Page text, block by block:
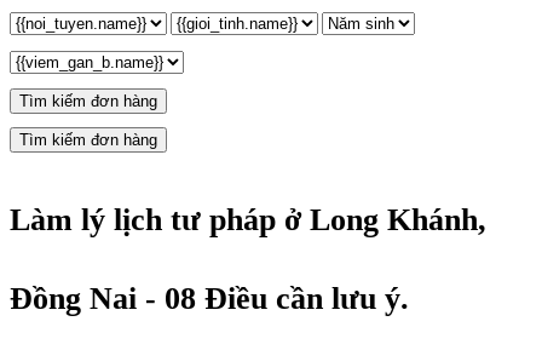
Tìm kiếm đơn hàng
Tìm kiếm đơn hàng
Làm lý lịch tư pháp ở Long Khánh,
Đồng Nai - 08 Điều cần lưu ý.